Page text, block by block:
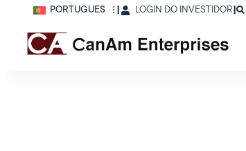
PORTUGUÊS LOGIN DO INVESTIDOR |